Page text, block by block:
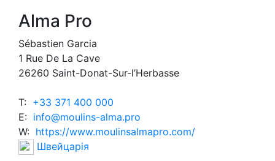
Alma Pro
Sébastien Garcia
1 Rue De La Cave
26260 Saint-Donat-Sur-l’Herbasse
T: +33 371 400 000
E: info@moulins-alma.pro
W: https://www.moulinsalmapro.com/
Швейцарія